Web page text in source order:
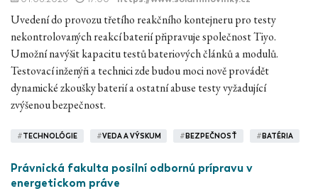
Uvedení do provozu třetího reakčního kontejneru pro testy
nekontrolovaných reakcí baterií připravuje společnost Tiyo.
Umožní navýšit kapacitu testů bateriových článků a modulů.
Testovací inženýři a technici zde budou moci nově provádět
dynamické zkoušky baterií a ostatní abuse testy vyžadující
zvýšenou bezpečnost.
#TECHNOLÓGIE #VEDA A VÝSKUM # BEZPEČNOSŤ # BATÉRIA
Právnická fakulta posilní odbornú prípravu v
energetickom práve